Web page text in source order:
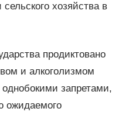
хозяйства в
продиктовано
и алкоголизмом
запретами,
ожидаемого